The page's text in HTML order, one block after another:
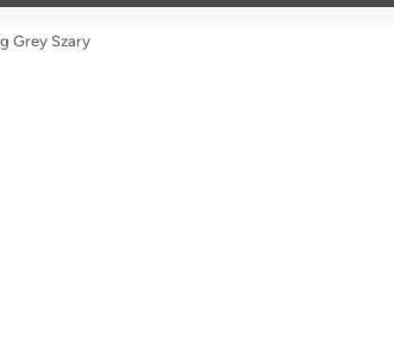
Grey Szary